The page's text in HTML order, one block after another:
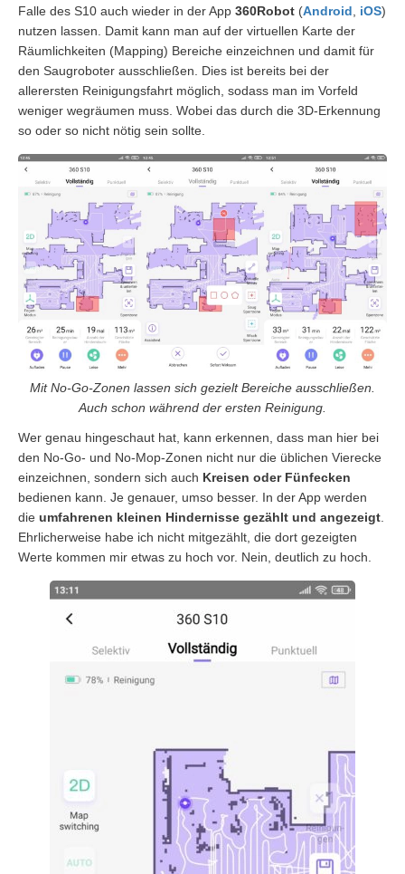
Falle des S10 auch wieder in der App 360Robot (Android iOS)
nutzen lassen. Damit kann man auf der virtuellen Karte der
Räumlichkeiten (Mapping) Bereiche einzeichnen und damit für
den Saugroboter ausschließen. Dies ist bereits bei der
allerersten Reinigungsfahrt möglich, sodass man im Vorfeld
weniger wegräumen muss. Wobei das durch die 3D-Erkennung
so oder so nicht nötig sein sollte.
Mit No-Go-Zonen lassen sich gezielt Bereiche ausschließen.
Auch schon während der ersten Reinigung.
Wer genau hingeschaut hat, kann erkennen, dass man hier bei
den No-Go- und No-Mop-Zonen nicht nur die üblichen Vierecke
einzeichnen, sondern sich auch Kreisen oder Fünfecken
bedienen kann. Je genauer, umso besser. In der App werden
die umfahrenen kleinen Hindernisse gezählt und angezeigt
Ehrlicherweise habe ich nicht mitgezählt, die dort gezeigten
Werte kommen mir etwas zu hoch vor. Nein, deutlich zu hoch.